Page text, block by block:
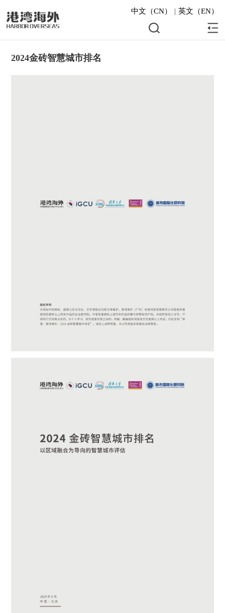
中文（CN） | 英文（EN）
2024金砖智慧城市排名